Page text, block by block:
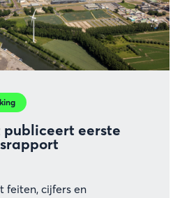
regio
klaar
voor
sleutelrol
in
toekomst
publiceert eerste
feiten, cijfers en